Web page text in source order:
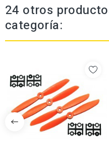
24 otros
categoría: